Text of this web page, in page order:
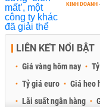
KINH DOANH
LIÊN KẾT NỔI BẬT
Giá vàng hôm nay
Tỷ giá euro
Giá heo
Lãi suất ngân hàng